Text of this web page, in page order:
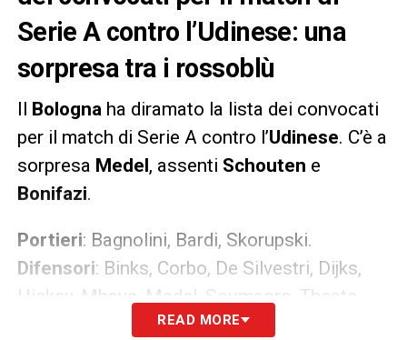
Serie A contro l’Udinese: una
sorpresa tra i rossoblù
Il Bologna ha diramato la lista dei convocati
per il match di Serie A contro l’Udinese. C’è a
sorpresa Medel, assenti Schouten e
Bonifazi.
Portieri: Bagnolini, Bardi, Skorupski.
Difensori: Binks, Corbo, De Silvestri, Dijks,
Hickey, Mbaye, Medel, Soumaoro, Theate.
: Dominguez, Kingsley,
READ MORE